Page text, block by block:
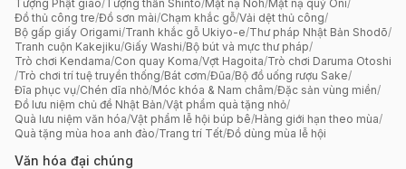
Tượng Phật giáo/Tượng thần Shinto/Mặt nạ Noh/Mặt nạ quỷ Oni/
Đồ thủ công tre/Đồ sơn mài/Chạm khắc gỗ/Vải dệt thủ công/
Bộ gấp giấy Origami/Tranh khắc gỗ Ukiyo-e/Thư pháp Nhật Bản Shodō/
Tranh cuộn Kakejiku/Giấy Washi/Bộ bút và mực thư pháp/
Trò chơi Kendama/Con quay Koma/Vợt Hagoita/Trò chơi Daruma Otoshi
/Trò chơi trí tuệ truyền thống/Bát cơm/Đũa/Bộ đồ uống rượu Sake/
Đĩa phục vụ/Chén dĩa nhỏ/Móc khóa & Nam châm/Đặc sản vùng miền/
Đồ lưu niệm chủ đề Nhật Bản/Vật phẩm quà tặng nhỏ/
Quà lưu niệm văn hóa/Vật phẩm lễ hội búp bê/Hàng giới hạn theo mùa/
Quà tặng mùa hoa anh đào/Trang trí Tết/Đồ dùng mùa lễ hội
Văn hóa đại chúng